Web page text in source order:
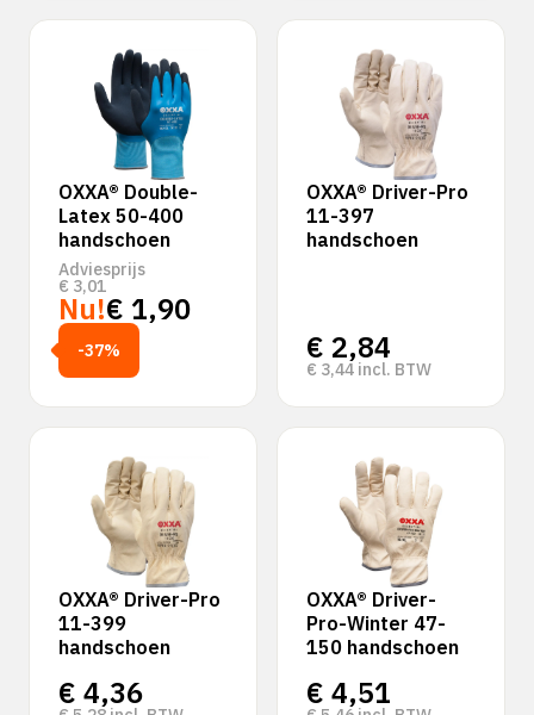
OXXA® Double-
Latex 50-400
handschoen
Adviesprijs
€ 3,01
Nu!€ 1,90
-37%
OXXA® Driver-Pro
11-397
handschoen
€ 2,84
€ 3,44 incl. BTW
OXXA® Driver-Pro
11-399
handschoen
€ 4,36
OXXA® Driver-
Pro-Winter 47-
150 handschoen
€ 4,51